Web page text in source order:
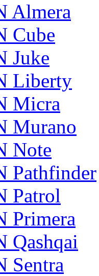
Almera
Cube
Juke
Liberty
Micra
Murano
Note
Pathfinder
Patrol
Primera
Qashqai
Sentra